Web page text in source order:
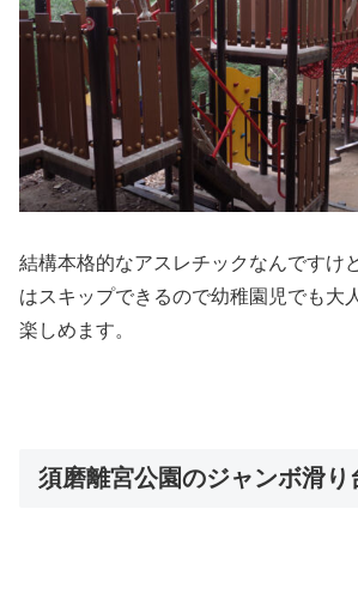
結構本格的なアスレチックなんですけ
はスキップできるので幼稚園児でも大
楽しめます。
須磨離宮公園のジャンボ滑り